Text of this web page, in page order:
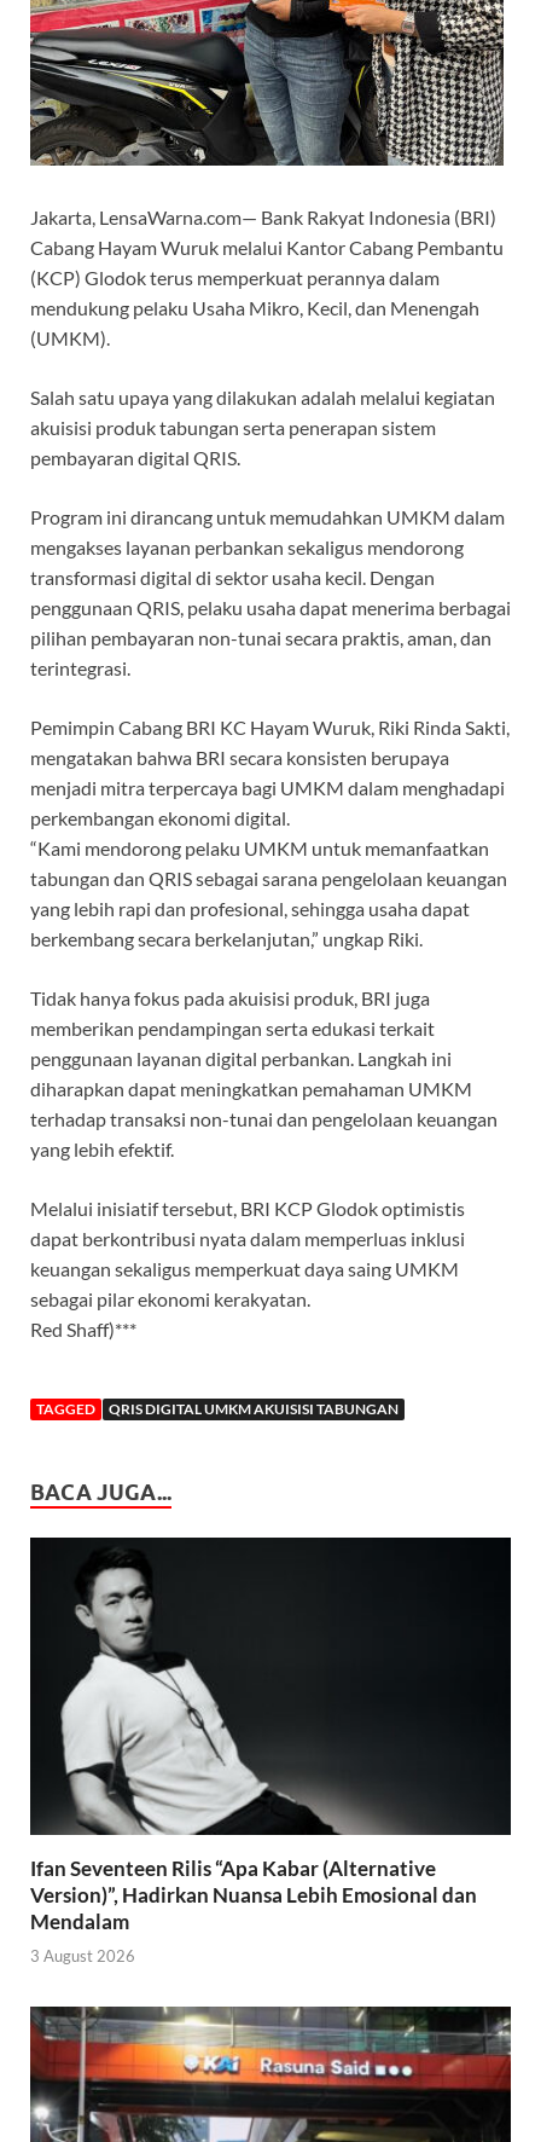
Jakarta, LensaWarna.com— Bank Rakyat Indonesia (BRI)
Cabang Hayam Wuruk melalui Kantor Cabang Pembantu
(KCP) Glodok terus memperkuat perannya dalam
mendukung pelaku Usaha Mikro, Kecil, dan Menengah
(UMKM).
Salah satu upaya yang dilakukan adalah melalui kegiatan
akuisisi produk tabungan serta penerapan sistem
pembayaran digital QRIS.
Program ini dirancang untuk memudahkan UMKM dalam
mengakses layanan perbankan sekaligus mendorong
transformasi digital di sektor usaha kecil. Dengan
penggunaan QRIS, pelaku usaha dapat menerima berbagai
pilihan pembayaran non-tunai secara praktis, aman, dan
terintegrasi.
Pemimpin Cabang BRI KC Hayam Wuruk, Riki Rinda Sakti,
mengatakan bahwa BRI secara konsisten berupaya
menjadi mitra terpercaya bagi UMKM dalam menghadapi
perkembangan ekonomi digital.
“Kami mendorong pelaku UMKM untuk memanfaatkan
tabungan dan QRIS sebagai sarana pengelolaan keuangan
yang lebih rapi dan profesional, sehingga usaha dapat
berkembang secara berkelanjutan,” ungkap Riki.
Tidak hanya fokus pada akuisisi produk, BRI juga
memberikan pendampingan serta edukasi terkait
penggunaan layanan digital perbankan. Langkah ini
diharapkan dapat meningkatkan pemahaman UMKM
terhadap transaksi non-tunai dan pengelolaan keuangan
yang lebih efektif.
Melalui inisiatif tersebut, BRI KCP Glodok optimistis
dapat berkontribusi nyata dalam memperluas inklusi
keuangan sekaligus memperkuat daya saing UMKM
sebagai pilar ekonomi kerakyatan.
Red Shaff)***
TAGGED QRIS DIGITAL UMKM AKUISISI TABUNGAN
BACA JUGA...
Ifan Seventeen Rilis “Apa Kabar (Alternative
Version)”, Hadirkan Nuansa Lebih Emosional dan
Mendalam
3 August 2026